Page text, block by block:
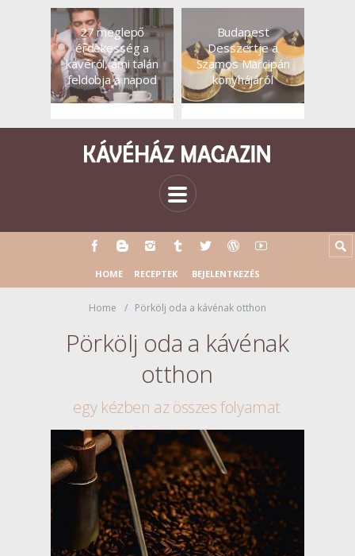
27 meglepő
érdekesség a
kávéról, ami talán
feldobja a napod
Budapest
Desszertje a
Szamos Marcipán
konyhájáról
HOME RECEPTEK BEJELENTKEZÉS
Home Pörkölj oda a kávénak otthon
Pörkölj oda a kávénak
otthon
egy kézben az összes folyamat